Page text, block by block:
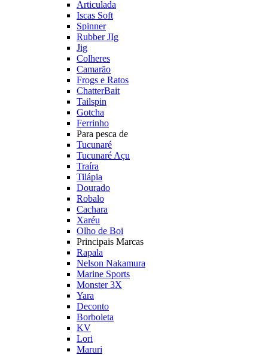
Articulada
Iscas Soft
Spinner
Rubber JIg
Jig
Colheres
Camarão
Frogs e Ratos
ChatterBait
Tailspin
Gotcha
Ferrinho
Para pesca de
Tucunaré
Tucunaré Açu
Traíra
Tilápia
Dourado
Robalo
Cachara
Xaréu
Olho de Boi
Principais Marcas
Rapala
Nelson Nakamura
Marine Sports
Monster 3X
Yara
Deconto
Borboleta
KV
Lori
Maruri